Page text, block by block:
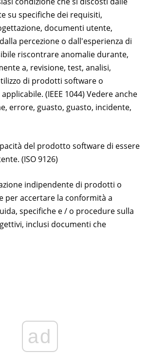
su specifiche dei requisiti,
documenti utente,
percezione o dall'esperienza di
riscontrare anomalie durante,
a, revisione, test, analisi,
di prodotti software o
(IEEE 1044) Vedere anche
errore, guasto, guasto, incidente,
del prodotto software di essere
(ISO 9126)
indipendente di prodotti o
per accertare la conformità a
specifiche e / o procedure sulla
inclusi documenti che
ad